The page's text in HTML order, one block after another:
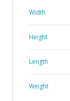
Width
Height
Length
Weight